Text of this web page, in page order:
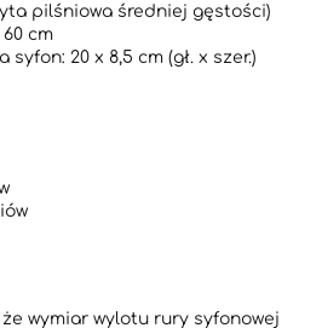
pilśniowa średniej gęstości)
60 cm
syfon: 20 x 8,5 cm (gł. x szer.)
wymiar wylotu rury syfonowej